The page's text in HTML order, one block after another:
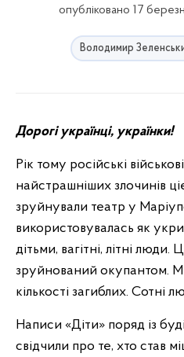
опубліковано 17
Володимир
Дорогі українці, українки!
Рік тому російські
найстрашніших злочинів
зруйнували театр у
використовувалась як
дітьми, вагітні, літні люди.
зруйнований окупантом.
кількості загиблих. Сотні
Написи «Діти» поряд із
свідчили про те, хто став